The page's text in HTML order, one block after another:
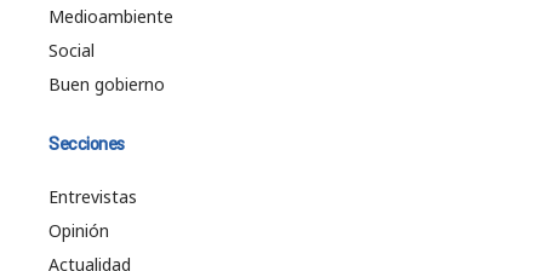
Medioambiente
Social
Buen gobierno
Secciones
Entrevistas
Opinión
Actualidad